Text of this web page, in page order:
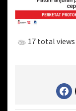
17 total views